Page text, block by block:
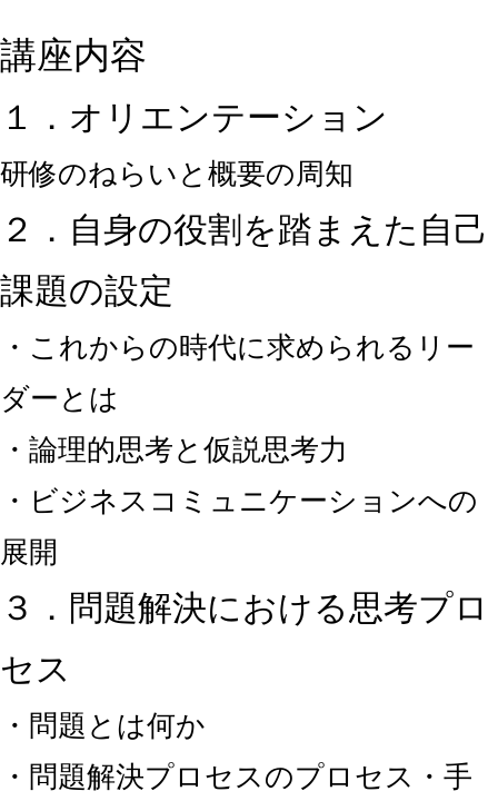
講座内容
１．オリエンテーション
研修のねらいと概要の周知
２．自身の役割を踏まえた自己
課題の設定
・これからの時代に求められるリー
ダーとは
・論理的思考と仮説思考力
・ビジネスコミュニケーションへの
展開
３．問題解決における思考プロ
セス
・問題とは何か
・問題解決プロセスのプロセス・手